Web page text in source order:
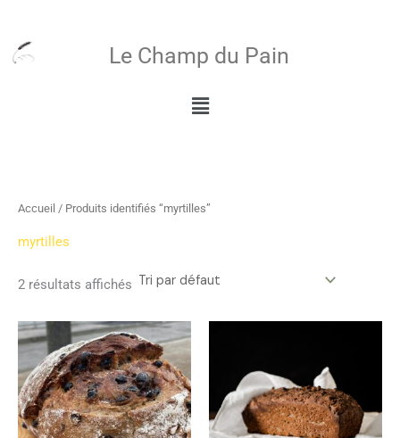
Le Champ du Pain
Menu
Accueil / Produits identifiés “myrtilles”
myrtilles
2 résultats affichés